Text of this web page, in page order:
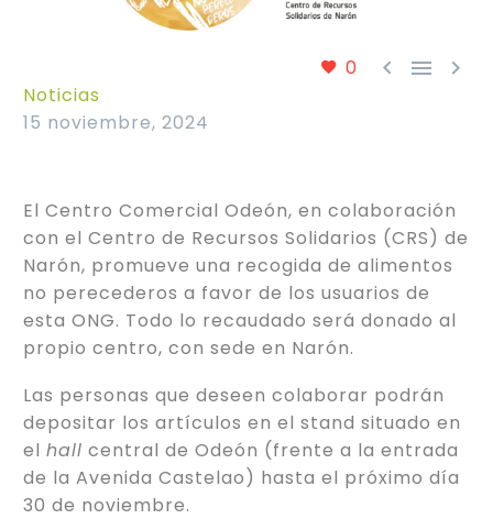
0   
Noticias
15 noviembre, 2024
El Centro Comercial Odeón, en colaboración
con el Centro de Recursos Solidarios (CRS) de
Narón, promueve una recogida de alimentos
no perecederos a favor de los usuarios de
esta ONG. Todo lo recaudado será donado al
propio centro, con sede en Narón.
Las personas que deseen colaborar podrán
depositar los artículos en el stand situado en
el hall central de Odeón (frente a la entrada
de la Avenida Castelao) hasta el próximo día
30 de noviembre.